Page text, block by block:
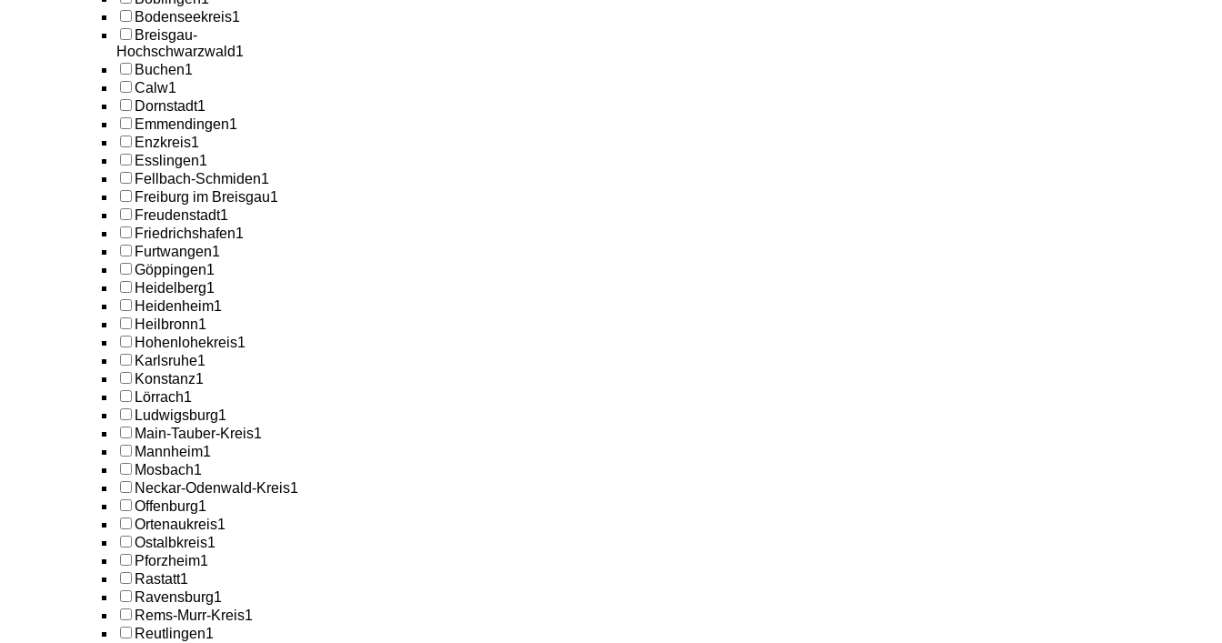
Bodenseekreis1
Breisgau-
Hochschwarzwald1
Buchen1
Calw1
Dornstadt1
Emmendingen1
Enzkreis1
Esslingen1
Fellbach-Schmiden1
Freiburg im Breisgau1
Freudenstadt1
Friedrichshafen1
Furtwangen1
Göppingen1
Heidelberg1
Heidenheim1
Heilbronn1
Hohenlohekreis1
Karlsruhe1
Konstanz1
Lörrach1
Ludwigsburg1
Main-Tauber-Kreis1
Mannheim1
Mosbach1
Neckar-Odenwald-Kreis1
Offenburg1
Ortenaukreis1
Ostalbkreis1
Pforzheim1
Rastatt1
Ravensburg1
Rems-Murr-Kreis1
Reutlingen1